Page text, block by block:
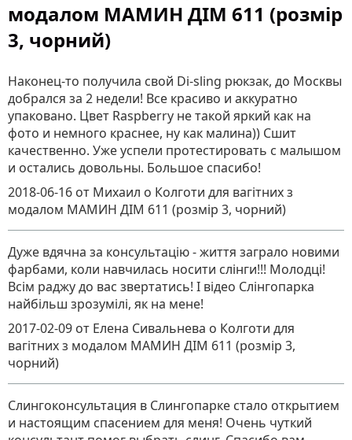
модалом МАМИН ДІМ 611 (розмір
3, чорний)
Наконец-то получила свой Di-sling рюкзак, до Москвы
добрался за 2 недели! Все красиво и аккуратно
упаковано. Цвет Raspberry не такой яркий как на
фото и немного краснее, ну как малина)) Сшит
качественно. Уже успели протестировать с малышом
и остались довольны. Большое спасибо!
2018-06-16 от Михаил о Колготи для вагітних з
модалом МАМИН ДІМ 611 (розмір 3, чорний)
Дуже вдячна за консультацію - життя заграло новими
фарбами, коли навчилась носити слінги!!! Молодці!
Всім раджу до вас звертатись! І відео Слінгопарка
найбільш зрозумілі, як на мене!
2017-02-09 от Елена Сивальнева о Колготи для
вагітних з модалом МАМИН ДІМ 611 (розмір 3,
чорний)
Слингоконсультация в Слингопарке стало открытием
и настоящим спасением для меня! Очень чуткий